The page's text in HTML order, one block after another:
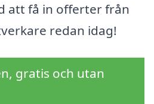
att få in offerter från
redan idag!
gratis och utan